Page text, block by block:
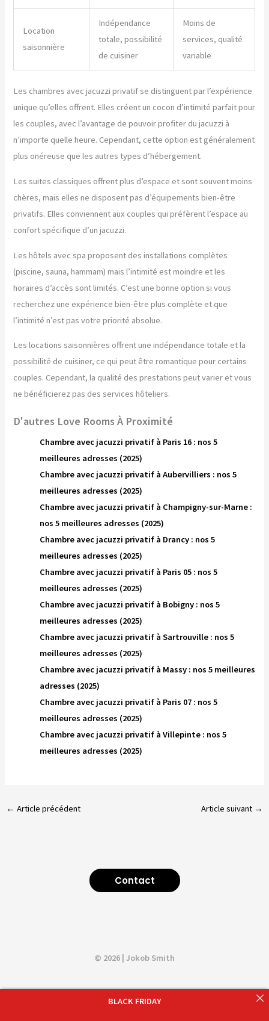
Location
saisonnière
Indépendance
totale, possibilité
de cuisiner
Moins de
services, qualité
variable
Les chambres avec jacuzzi privatif se distinguent par l’expérience
unique qu’elles offrent. Elles créent un cocon d’intimité parfait pour
les couples, avec l’avantage de pouvoir profiter du jacuzzi à
n’importe quelle heure. Cependant, cette option est généralement
plus onéreuse que les autres types d’hébergement.
Les suites classiques offrent plus d’espace et sont souvent moins
chères, mais elles ne disposent pas d’équipements bien-être
privatifs. Elles conviennent aux couples qui préfèrent l’espace au
confort spécifique d’un jacuzzi.
Les hôtels avec spa proposent des installations complètes
(piscine, sauna, hammam) mais l’intimité est moindre et les
horaires d’accès sont limités. C’est une bonne option si vous
recherchez une expérience bien-être plus complète et que
l’intimité n’est pas votre priorité absolue.
Les locations saisonnières offrent une indépendance totale et la
possibilité de cuisiner, ce qui peut être romantique pour certains
couples. Cependant, la qualité des prestations peut varier et vous
ne bénéficierez pas des services hôteliers.
D'autres Love Rooms À Proximité
Chambre avec jacuzzi privatif à Paris 16 : nos 5
meilleures adresses (2025)
Chambre avec jacuzzi privatif à Aubervilliers : nos 5
meilleures adresses (2025)
Chambre avec jacuzzi privatif à Champigny-sur-Marne :
nos 5 meilleures adresses (2025)
Chambre avec jacuzzi privatif à Drancy : nos 5
meilleures adresses (2025)
Chambre avec jacuzzi privatif à Paris 05 : nos 5
meilleures adresses (2025)
Chambre avec jacuzzi privatif à Bobigny : nos 5
meilleures adresses (2025)
Chambre avec jacuzzi privatif à Sartrouville : nos 5
meilleures adresses (2025)
Chambre avec jacuzzi privatif à Massy : nos 5 meilleures
adresses (2025)
Chambre avec jacuzzi privatif à Paris 07 : nos 5
meilleures adresses (2025)
Chambre avec jacuzzi privatif à Villepinte : nos 5
meilleures adresses (2025)
← Article précédent Article suivant →
Contact
© 2026 | Jokob Smith
BLACK FRIDAY